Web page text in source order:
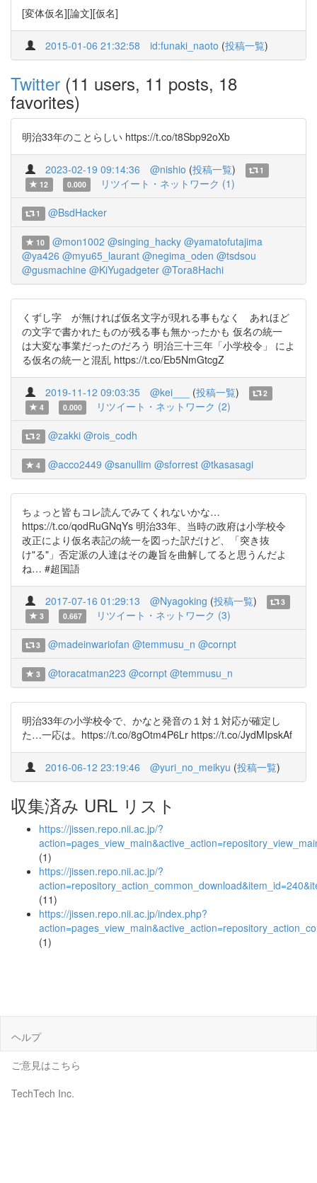
[変体仮名][論文][仮名]
2015-01-06 21:32:58 id:funaki_naoto (投稿一覧)
Twitter (11 users, 11 posts, 18
favorites)
明治33年のことらしい https://t.co/t8Sbp92oXb
2023-02-19 09:14:36 @nishio (投稿一覧)
1
12
0.000 リツイート・ネットワーク (1)
1 @BsdHacker
10 @mon1002 @singing_hacky @yamatofutajima
@ya426 @myu65_laurant @negima_oden @tsdsou
@gusmachine @KiYugadgeter @Tora8Hachi
くずし字 が無ければ仮名文字が現れる事もなく あれほど
の文字で書かれたものが残る事も無かったかも 仮名の統一
は大変な事業だったのだろう 明治三十三年「小学校令」 によ
る仮名の統一と混乱 https://t.co/Eb5NmGtcgZ
2019-11-12 09:03:35 @kei___ (投稿一覧)
2
4
0.000 リツイート・ネットワーク (2)
2 @zakki @rois_codh
4 @acco2449 @sanullim @sforrest @tkasasagi
ちょっと皆もコレ読んでみてくれないかな…
https://t.co/qodRuGNqYs 明治33年、当時の政府は小学校令
改正により仮名表記の統一を図った訳だけど、「突き抜
け"る"」否定派の人達はその趣旨を曲解してると思うんだよ
ね… #超国語
2017-07-16 01:29:13 @Nyagoking (投稿一覧)
3
3
0.667 リツイート・ネットワーク (3)
3 @madeinwariofan @temmusu_n @cornpt
3 @toracatman223 @cornpt @temmusu_n
明治33年の小学校令で、かなと発音の１対１対応が確定し
た…一応は。https://t.co/8gOtm4P6Lr https://t.co/JydMIpskAf
2016-06-12 23:19:46 @yuri_no_meikyu (投稿一覧)
収集済み URL リスト
https://jissen.repo.nii.ac.jp/?
(1)
https://jissen.repo.nii.ac.jp/?
(11)
https://jissen.repo.nii.ac.jp/index.php?
(1)
ヘルプ
ご意見はこちら
TechTech Inc.